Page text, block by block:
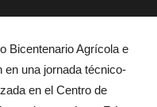
Bicentenario Agrícola e
en una jornada técnico-
en el Centro de